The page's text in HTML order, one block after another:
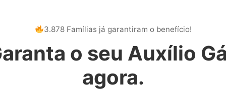
3.878 Famílias já garantiram o benefício!
o seu Auxílio
agora.